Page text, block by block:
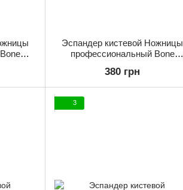
Эспандер кистевой Ножницы
профессиональный Bone
нагрузка 113кг
380 грн
3